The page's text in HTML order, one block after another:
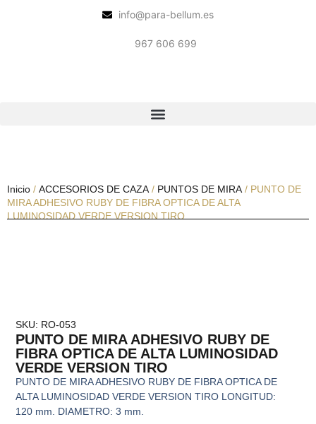
info@para-bellum.es
967 606 699
Inicio / ACCESORIOS DE CAZA / PUNTOS DE MIRA / PUNTO DE
MIRA ADHESIVO RUBY DE FIBRA OPTICA DE ALTA
LUMINOSIDAD VERDE VERSION TIRO
SKU: RO-053
PUNTO DE MIRA ADHESIVO RUBY DE
FIBRA OPTICA DE ALTA LUMINOSIDAD
VERDE VERSION TIRO
PUNTO DE MIRA ADHESIVO RUBY DE FIBRA OPTICA DE
ALTA LUMINOSIDAD VERDE VERSION TIRO LONGITUD:
120 mm. DIAMETRO: 3 mm.